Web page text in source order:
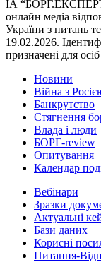
ІА “БОРГ.ЕКСПЕРТ”
онлайн медіа
України з питань
19.02.2026.
призначені для
Новини
Війна з
Банкрутство
Стягнення
Влада i люди
БОРГ-review
Опитування
Календар
Вебінари
Зразки
Актуальні
Бази даних
Корисні
Питання-